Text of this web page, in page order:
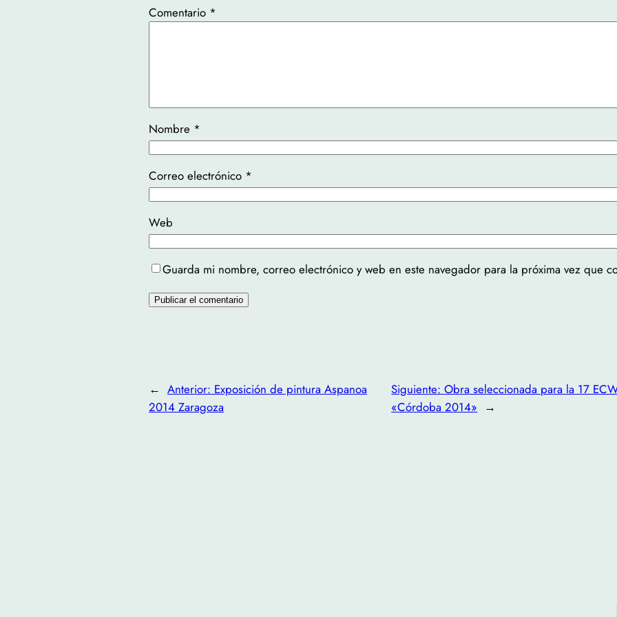
Comentario *
Nombre *
Correo electrónico *
Web
Guarda mi nombre, correo electrónico y web en este navegador para la próxima vez que
← Anterior: Exposición de pintura Aspanoa
2014 Zaragoza
Siguiente:Obra seleccionada para la 17
«Córdoba 2014» →